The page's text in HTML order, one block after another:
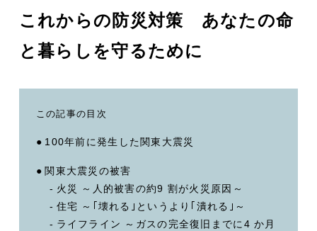
これからの防災対策 あなたの命
と暮らしを守るために
この記事の目次
100年前に発生した関東大震災
関東大震災の被害
火災 ～人的被害の約9 割が火災原因～
住宅 ～｢壊れる｣というより｢潰れる｣～
ライフライン ～ガスの完全復旧までに4 か月